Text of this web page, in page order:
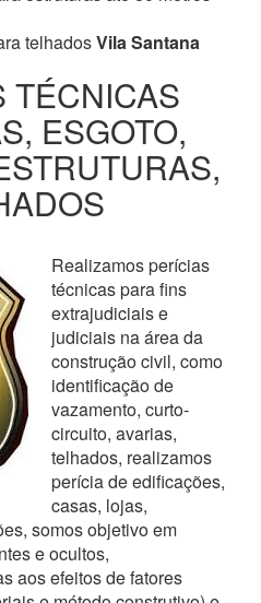
telhadosVila Santana
TÉCNICAS
ESGOTO,
Realizamos perícias
técnicas para fins
extrajudiciais e
judiciais na área da
construção civil, como
identificação de
vazamento, curto-
circuito, avarias,
telhados, realizamos
perícia de edificações,
casas, lojas,
somos objetivo em
e ocultos,
aos efeitos de fatores